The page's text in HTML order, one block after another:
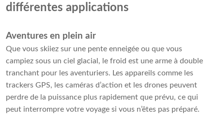
différentes applications
Aventures en plein air
Que vous skiiez sur une pente enneigée ou que vous
campiez sous un ciel glacial, le froid est une arme à double
tranchant pour les aventuriers. Les appareils comme les
trackers GPS, les caméras d’action et les drones peuvent
perdre de la puissance plus rapidement que prévu, ce qui
peut interrompre votre voyage si vous n’êtes pas préparé.